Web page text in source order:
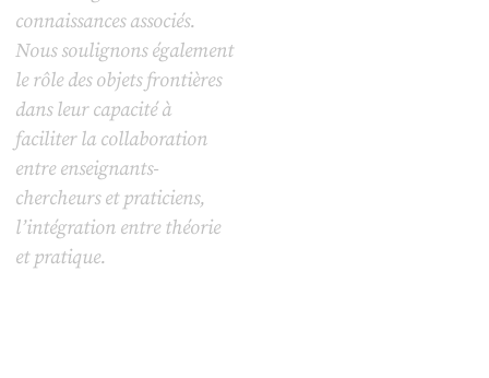
connaissances associés.
Nous soulignons également
le rôle des objets frontières
dans leur capacité à
faciliter la collaboration
entre enseignants-
chercheurs et praticiens,
l’intégration entre théorie
et pratique.